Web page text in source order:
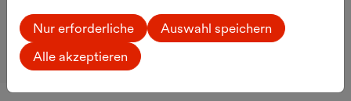
Ihr Besuch
Anreise
Google Maps
Externer Link
Nur erforderliche
Auswahl speichern
Alle akzeptieren